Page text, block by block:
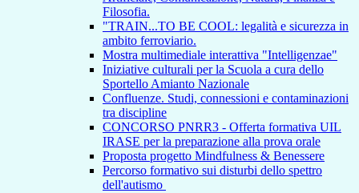
Filosofia.
"TRAIN...TO BE COOL: legalità e sicurezza in
ambito ferroviario.
Mostra multimediale interattiva "Intelligenzae"
Iniziative culturali per la Scuola a cura dello
Sportello Amianto Nazionale
Confluenze. Studi, connessioni e contaminazioni
tra discipline
CONCORSO PNRR3 - Offerta formativa UIL
IRASE per la preparazione alla prova orale
Proposta progetto Mindfulness & Benessere
Percorso formativo sui disturbi dello spettro
dell'autismo